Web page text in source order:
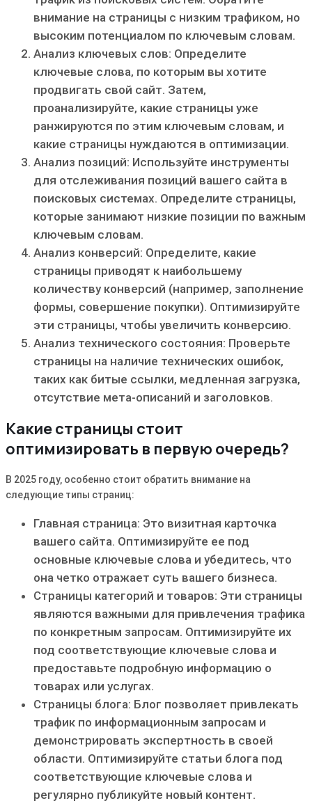
внимание на страницы с низким трафиком‚ но
высоким потенциалом по ключевым словам.
Анализ ключевых слов: Определите
ключевые слова‚ по которым вы хотите
продвигать свой сайт. Затем‚
проанализируйте‚ какие страницы уже
ранжируются по этим ключевым словам‚ и
какие страницы нуждаются в оптимизации.
Анализ позиций: Используйте инструменты
для отслеживания позиций вашего сайта в
поисковых системах. Определите страницы‚
которые занимают низкие позиции по важным
ключевым словам.
Анализ конверсий: Определите‚ какие
страницы приводят к наибольшему
количеству конверсий (например‚ заполнение
формы‚ совершение покупки). Оптимизируйте
эти страницы‚ чтобы увеличить конверсию.
Анализ технического состояния: Проверьте
страницы на наличие технических ошибок‚
таких как битые ссылки‚ медленная загрузка‚
отсутствие мета-описаний и заголовков.
Какие страницы стоит
оптимизировать в первую очередь?
В 2025 году‚ особенно стоит обратить внимание на
следующие типы страниц:
Главная страница: Это визитная карточка
вашего сайта. Оптимизируйте ее под
основные ключевые слова и убедитесь‚ что
она четко отражает суть вашего бизнеса.
Страницы категорий и товаров: Эти страницы
являются важными для привлечения трафика
по конкретным запросам. Оптимизируйте их
под соответствующие ключевые слова и
предоставьте подробную информацию о
товарах или услугах.
Страницы блога: Блог позволяет привлекать
трафик по информационным запросам и
демонстрировать экспертность в своей
области. Оптимизируйте статьи блога под
соответствующие ключевые слова и
регулярно публикуйте новый контент.